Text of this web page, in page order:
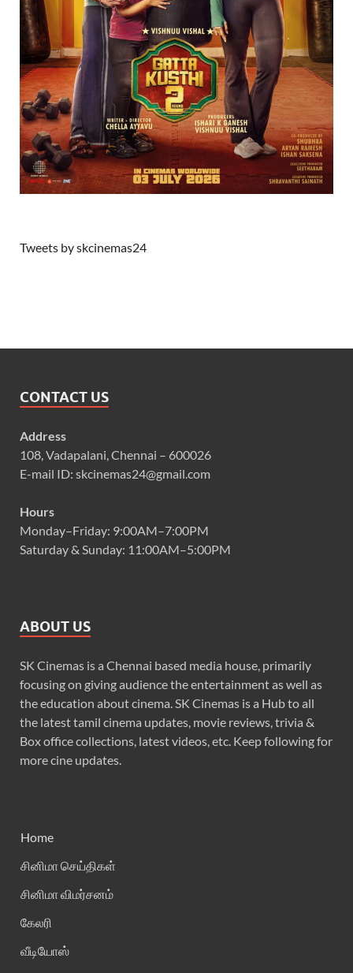
Tweets by skcinemas24
CONTACT US
Address
108, Vadapalani, Chennai – 600026
E-mail ID: skcinemas24@gmail.com
Hours
Monday–Friday: 9:00AM–7:00PM
Saturday & Sunday: 11:00AM–5:00PM
ABOUT US
SK Cinemas is a Chennai based media house, primarily
focusing on giving audience the entertainment as well as
the education about cinema. SK Cinemas is a Hub to all
the latest tamil cinema updates, movie reviews, trivia &
Box office collections, latest videos, etc. Keep following for
more cine updates.
Home
சினிமா செய்திகள்
சினிமா விமர்சனம்
கேலரி
வீடியோஸ்